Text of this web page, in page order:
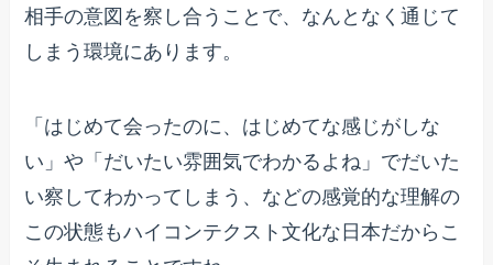
相手の意図を察し合うことで、なんとなく通じて
しまう環境にあります。
「はじめて会ったのに、はじめてな感じがしな
い」や「だいたい雰囲気でわかるよね」でだいた
い察してわかってしまう、などの感覚的な理解の
この状態もハイコンテクスト文化な日本だからこ